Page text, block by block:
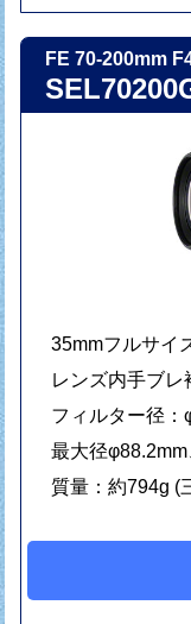
FE 70-200mm
35mmフルサイ
レンズ内手ブレ
フィルター径：
最大径
質量：約794g (